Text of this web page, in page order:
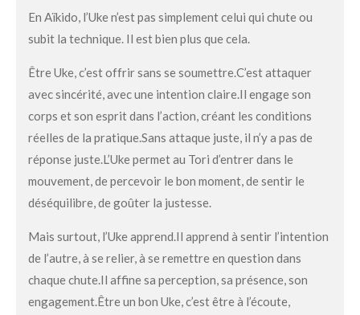
En Aïkido, l’Uke n’est pas simplement celui qui chute ou
subit la technique. Il est bien plus que cela.
Être Uke, c’est offrir sans se soumettre.C’est attaquer
avec sincérité, avec une intention claire.Il engage son
corps et son esprit dans l’action, créant les conditions
réelles de la pratique.Sans attaque juste, il n’y a pas de
réponse juste.L’Uke permet au Tori d’entrer dans le
mouvement, de percevoir le bon moment, de sentir le
déséquilibre, de goûter la justesse.
Mais surtout, l’Uke apprend.Il apprend à sentir l’intention
de l’autre, à se relier, à se remettre en question dans
chaque chute.Il affine sa perception, sa présence, son
engagement.Être un bon Uke, c’est être à l’écoute,